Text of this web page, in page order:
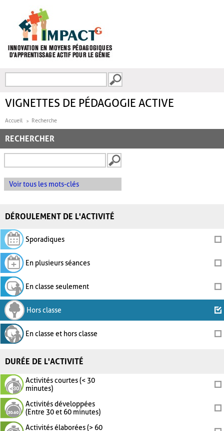
FORMULAIRE DE
VIGNETTES DE PÉDAGOGIE ACTIVE
Accueil Recherche
RECHERCHER
Voir tous les mots-clés
DÉROULEMENT DE L'ACTIVITÉ
Sporadiques
En plusieurs séances
En classe seulement
Hors classe
En classe et hors classe
DURÉE DE L'ACTIVITÉ
Activités courtes (< 30
minutes)
Activités développées
(Entre 30 et 60 minutes)
Activités élaborées (> 60